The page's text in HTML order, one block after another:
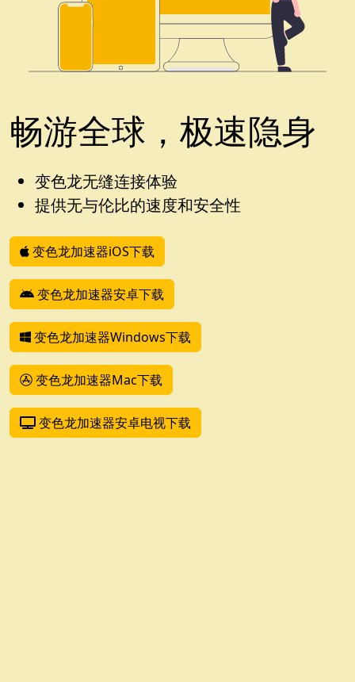
畅游全球，极速隐身
变色龙无缝连接体验
提供无与伦比的速度和安全性
变色龙加速器iOS下载
变色龙加速器安卓下载
变色龙加速器Windows下载
变色龙加速器Mac下载
变色龙加速器安卓电视下载